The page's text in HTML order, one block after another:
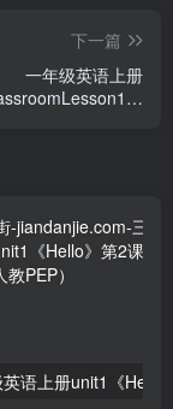
下一篇
一年级英语上册
同